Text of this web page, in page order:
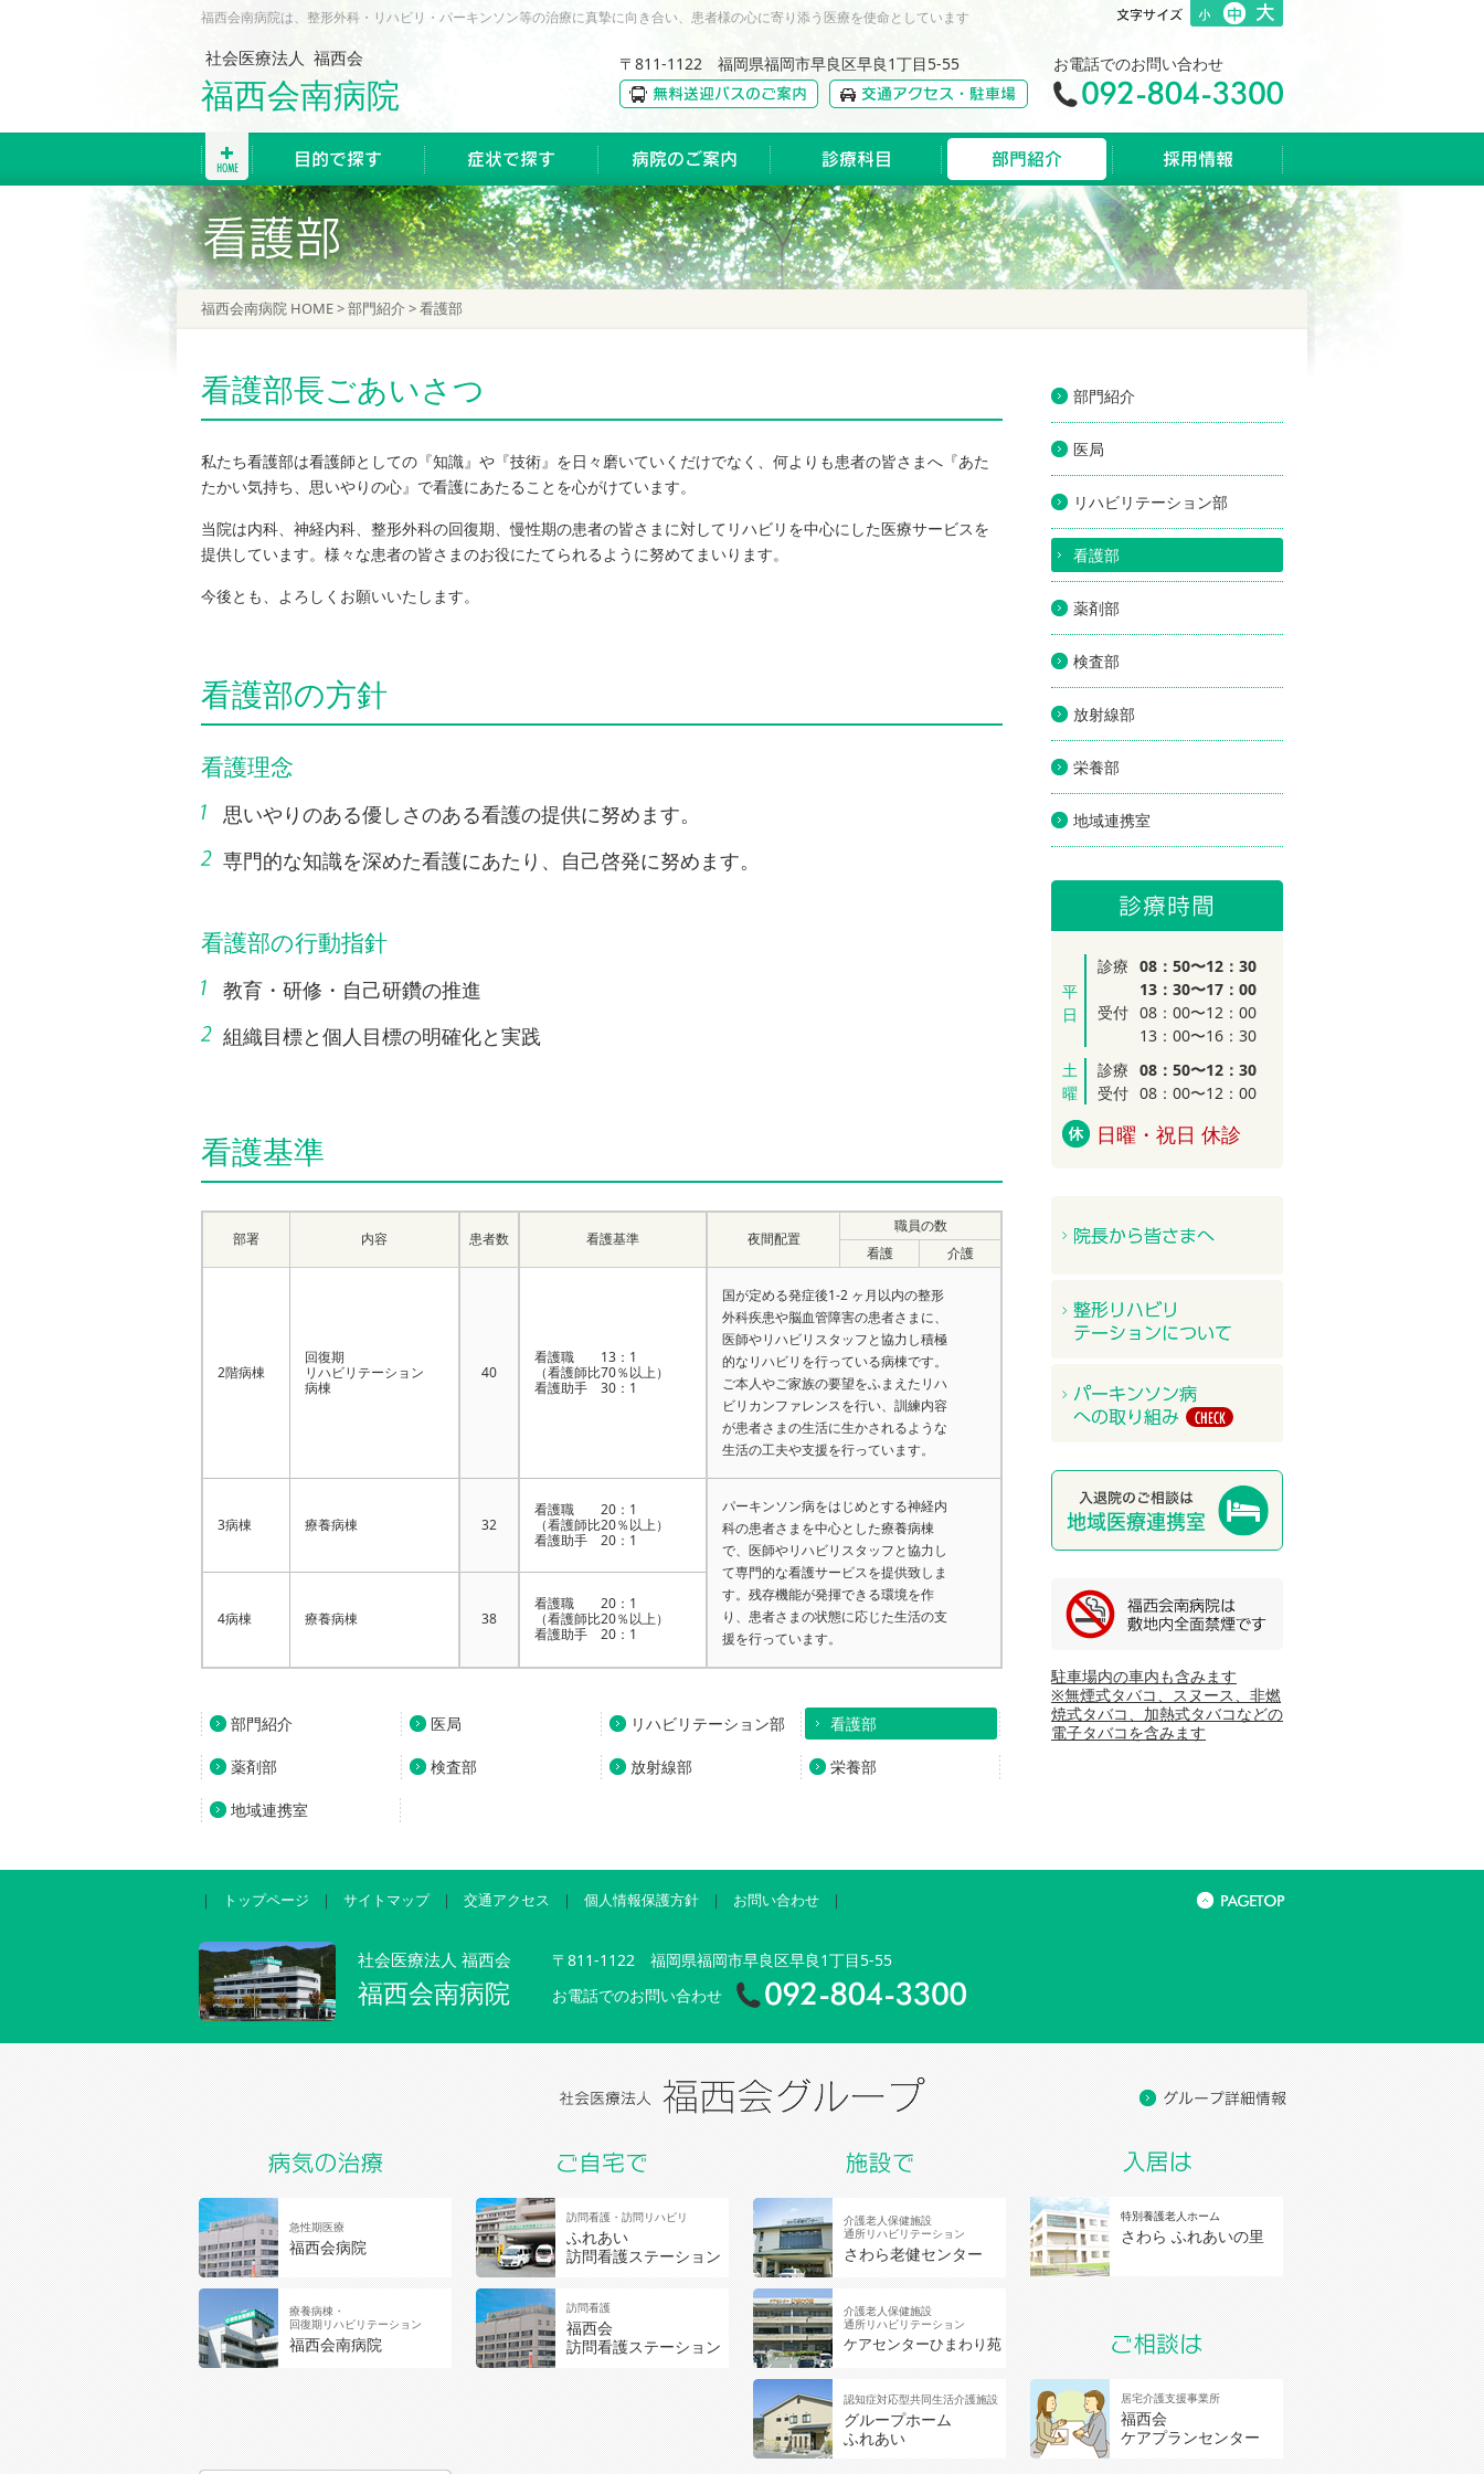
福西会南病院は、整形外科・リハビリ・パーキンソン等の治療に真摯に向き合い、患者様の心に寄り添う医療を使命としています
社会医療法人 福西会
福西会南病院
〒811-1122 福岡県福岡市早良区早良1丁目5-55 お電話でのお問い合わせ
福西会南病院 HOME>部門紹介 > 看護部
看護部長ごあいさつ
私たち看護部は看護師としての『知識』や『技術』を日々磨いていくだけでなく、何よりも患者の皆さまへ『あた
たかい気持ち、思いやりの心』で看護にあたることを心がけています。
当院は内科、神経内科、整形外科の回復期、慢性期の患者の皆さまに対してリハビリを中心にした医療サービスを
提供しています。様々な患者の皆さまのお役にたてられるように努めてまいります。
今後とも、よろしくお願いいたします。
看護部の方針
看護理念
思いやりのある優しさのある看護の提供に努めます。
専門的な知識を深めた看護にあたり、自己啓発に努めます。
看護部の行動指針
教育・研修・自己研鑽の推進
組織目標と個人目標の明確化と実践
看護基準
部署 内容 患者数 看護基準 夜間配置
職員の数
看護
介護
2階病棟
回復期
リハビリテーション
病棟
40
看護職 13：1
（看護師比70％以上）
看護助手 30：1
国が定める発症後1-2 ヶ月以内の整形
外科疾患や脳血管障害の患者さまに、
医師やリハビリスタッフと協力し積極
的なリハビリを行っている病棟です。
ご本人やご家族の要望をふまえたリハ
ビリカンファレンスを行い、訓練内容
が患者さまの生活に生かされるような
生活の工夫や支援を行っています。
3病棟 療養病棟 32
看護職 20：1
（看護師比20％以上）
看護助手 20：1
パーキンソン病をはじめとする神経内
科の患者さまを中心とした療養病棟
で、医師やリハビリスタッフと協力し
て専門的な看護サービスを提供致しま
す。残存機能が発揮できる環境を作
り、患者さまの状態に応じた生活の支
援を行っています。
4病棟 療養病棟 38
看護職 20：1
（看護師比20％以上）
看護助手 20：1
部門紹介 医局 リハビリテーション部 看護部
薬剤部 検査部 放射線部 栄養部
地域連携室
部門紹介
医局
リハビリテーション部
看護部
薬剤部
検査部
放射線部
栄養部
地域連携室
平
日
診療 08：50〜12：30
13：30〜17：00
受付 08：00〜12：00
13：00〜16：30
土
曜
診療 08：50〜12：30
受付 08：00〜12：00
日曜・祝日 休診
駐車場内の車内も含みます
※無煙式タバコ、スヌース、非燃
焼式タバコ、加熱式タバコなどの
電子タバコを含みます
｜ トップページ ｜ サイトマップ ｜ 交通アクセス ｜ 個人情報保護方針 ｜ お問い合わせ ｜
社会医療法人 福西会
福西会南病院
〒811-1122 福岡県福岡市早良区早良1丁目5-55
お電話でのお問い合わせ
急性期医療
福西会病院
療養病棟・
回復期リハビリテーション
福西会南病院
訪問看護・訪問リハビリ
ふれあい
訪問看護ステーション
訪問看護
福西会
訪問看護ステーション
介護老人保健施設
通所リハビリテーション
さわら老健センター
介護老人保健施設
通所リハビリテーション
ケアセンターひまわり苑
認知症対応型共同生活介護施設
グループホーム
ふれあい
特別養護老人ホーム
さわら ふれあいの里
居宅介護支援事業所
福西会
ケアプランセンター